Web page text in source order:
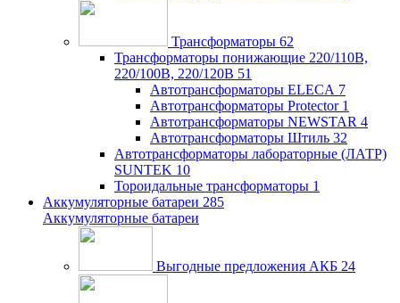
Трансформаторы 62
Трансформаторы понижающие 220/110В,
220/100В, 220/120В 51
Автотрансформаторы ELECA 7
Автотрансформаторы Protector 1
Автотрансформаторы NEWSTAR 4
Автотрансформаторы Штиль 32
Автотрансформаторы лабораторные (ЛАТР)
SUNTEK 10
Тороидальные трансформаторы 1
Аккумуляторные батареи 285
Аккумуляторные батареи
Выгодные предложения АКБ 24